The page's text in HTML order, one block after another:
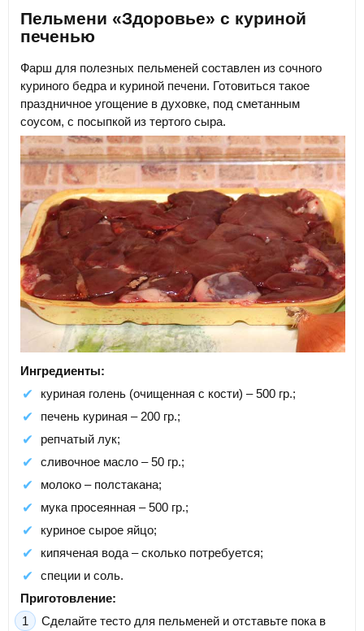
Пельмени «Здоровье» с куриной
печенью
Фарш для полезных пельменей составлен из сочного
куриного бедра и куриной печени. Готовиться такое
праздничное угощение в духовке, под сметанным
соусом, с посыпкой из тертого сыра.
Ингредиенты:
куриная голень (очищенная с кости) – 500 гр.;
печень куриная – 200 гр.;
репчатый лук;
сливочное масло – 50 гр.;
молоко – полстакана;
мука просеянная – 500 гр.;
куриное сырое яйцо;
кипяченая вода – сколько потребуется;
специи и соль.
Приготовление:
Сделайте тесто для пельменей и отставьте пока в